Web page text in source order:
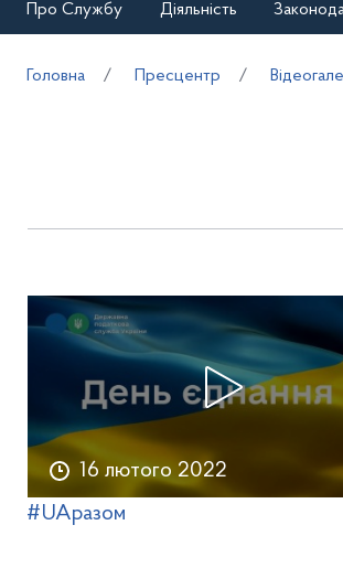
Про Службу Діяльність
Головна Пресцентр
16 лютого 2022
#UAразом